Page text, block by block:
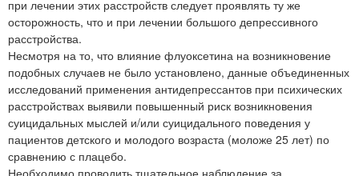
при лечении этих расстройств следует проявлять ту же
осторожность, что и при лечении большого депрессивного
расстройства.
Несмотря на то, что влияние флуоксетина на возникновение
подобных случаев не было установлено, данные объединенных
исследований применения антидепрессантов при психических
расстройствах выявили повышенный риск возникновения
суицидальных мыслей и/или суицидального поведения у
пациентов детского и молодого возраста (моложе 25 лет) по
сравнению с плацебо.